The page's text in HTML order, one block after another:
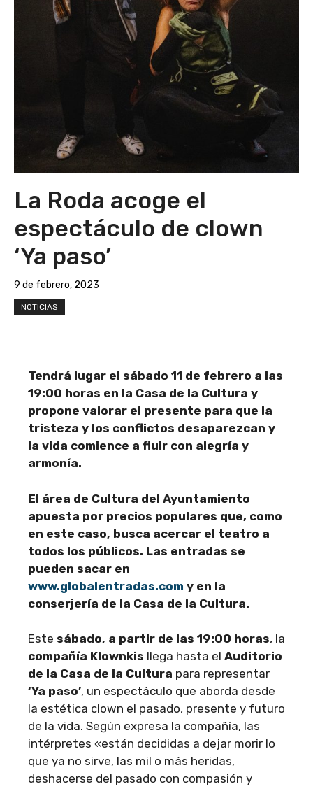
La Roda acoge el
espectáculo de clown
‘Ya paso’
9 de febrero, 2023
NOTICIAS
Tendrá lugar el sábado 11 de febrero a las
19:00 horas en la Casa de la Cultura y
propone valorar el presente para que la
tristeza y los conflictos desaparezcan y
la vida comience a fluir con alegría y
armonía.
El área de Cultura del Ayuntamiento
apuesta por precios populares que, como
en este caso, busca acercar el teatro a
todos los públicos. Las entradas se
pueden sacar en
www.globalentradas.com y en la
conserjería de la Casa de la Cultura.
Este sábado, a partir de las 19:00 horas, la
compañía Klownkis llega hasta el Auditorio
de la Casa de la Cultura para representar
‘Ya paso’, un espectáculo que aborda desde
la estética clown el pasado, presente y futuro
de la vida. Según expresa la compañía, las
intérpretes «están decididas a dejar morir lo
que ya no sirve, las mil o más heridas,
deshacerse del pasado con compasión y